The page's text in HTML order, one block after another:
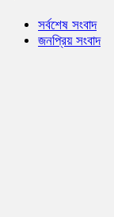
সর্বশেষ সংবাদ
জনপ্রিয় সংবাদ